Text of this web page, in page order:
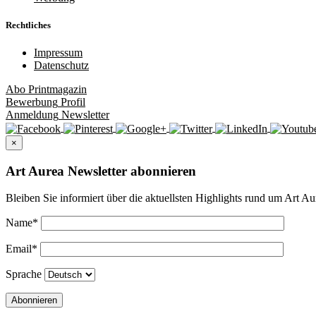
Rechtliches
Impressum
Datenschutz
Abo Printmagazin
Bewerbung Profil
Anmeldung Newsletter
×
Art Aurea Newsletter abonnieren
Bleiben Sie informiert über die aktuellsten Highlights rund um Art
Name*
Email*
Sprache
Abonnieren